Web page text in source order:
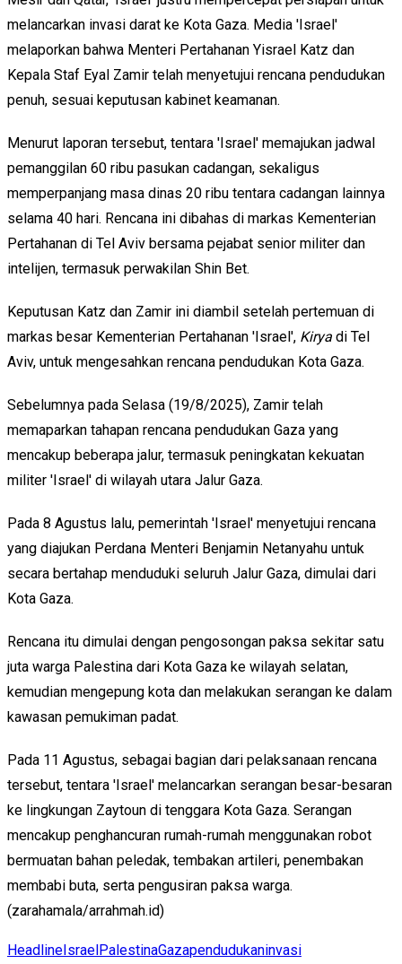
melancarkan invasi darat ke Kota Gaza. Media 'Israel'
melaporkan bahwa Menteri Pertahanan Yisrael Katz dan
Kepala Staf Eyal Zamir telah menyetujui rencana pendudukan
penuh, sesuai keputusan kabinet keamanan.
Menurut laporan tersebut, tentara 'Israel' memajukan jadwal
pemanggilan 60 ribu pasukan cadangan, sekaligus
memperpanjang masa dinas 20 ribu tentara cadangan lainnya
selama 40 hari. Rencana ini dibahas di markas Kementerian
Pertahanan di Tel Aviv bersama pejabat senior militer dan
intelijen, termasuk perwakilan Shin Bet.
Keputusan Katz dan Zamir ini diambil setelah pertemuan di
markas besar Kementerian Pertahanan 'Israel', Kirya di Tel
Aviv, untuk mengesahkan rencana pendudukan Kota Gaza.
Sebelumnya pada Selasa (19/8/2025), Zamir telah
memaparkan tahapan rencana pendudukan Gaza yang
mencakup beberapa jalur, termasuk peningkatan kekuatan
militer 'Israel' di wilayah utara Jalur Gaza.
Pada 8 Agustus lalu, pemerintah 'Israel' menyetujui rencana
yang diajukan Perdana Menteri Benjamin Netanyahu untuk
secara bertahap menduduki seluruh Jalur Gaza, dimulai dari
Kota Gaza.
Rencana itu dimulai dengan pengosongan paksa sekitar satu
juta warga Palestina dari Kota Gaza ke wilayah selatan,
kemudian mengepung kota dan melakukan serangan ke dalam
kawasan pemukiman padat.
Pada 11 Agustus, sebagai bagian dari pelaksanaan rencana
tersebut, tentara 'Israel' melancarkan serangan besar-besaran
ke lingkungan Zaytoun di tenggara Kota Gaza. Serangan
mencakup penghancuran rumah-rumah menggunakan robot
bermuatan bahan peledak, tembakan artileri, penembakan
membabi buta, serta pengusiran paksa warga.
(zarahamala/arrahmah.id)
HeadlineIsraelPalestinaGazapendudukaninvasi